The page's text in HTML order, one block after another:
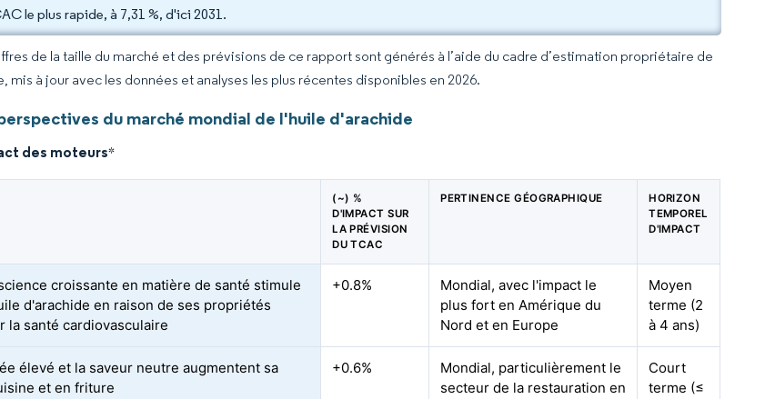
le plus rapide, à 7,31 %, d'ici 2031.
de la taille du marché et des prévisions de ce rapport sont générés à l’aide du cadre d’estimation propriétaire de
mis à jour avec les données et analyses les plus récentes disponibles en 2026.
du marché mondial de l'huile d'arachide
des moteurs*
(~) %
D'IMPACT SUR
LA PRÉVISION
DU TCAC
PERTINENCE GÉOGRAPHIQUE
HORIZON
TEMPOREL
D'IMPACT
croissante en matière de santé stimule
d'arachide en raison de ses propriétés
la santé cardiovasculaire
+0.8%
Mondial, avec l'impact le
plus fort en Amérique du
Nord et en Europe
Moyen
terme (2
à 4 ans)
élevé et la saveur neutre augmentent sa
et en friture
+0.6%
Mondial, particulièrement le
secteur de la restauration en
Court
terme (≤